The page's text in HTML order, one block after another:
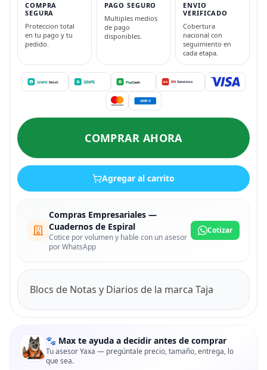
COMPRA
SEGURA
Proteccion total
en tu pago y tu
pedido.
PAGO SEGURO
Multiples medios
de pago
disponibles.
ENVIO
VERIFICADO
Cobertura
nacional con
seguimiento en
cada etapa.
COMPRAR AHORA
Agregar al carrito
Compras Empresariales —
Cuadernos de Espiral
Cotice por volumen y hable con un asesor
por WhatsApp
Cotizar
Blocs de Notas y Diarios de la marca Taja
🐾 Max te ayuda a decidir antes de comprar
Tu asesor Yaxa — pregúntale precio, tamaño, entrega, lo
que sea.